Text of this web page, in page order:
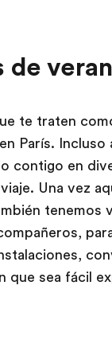
te traten
París.
contigo en
Una vez
tenemos
que sea fácil